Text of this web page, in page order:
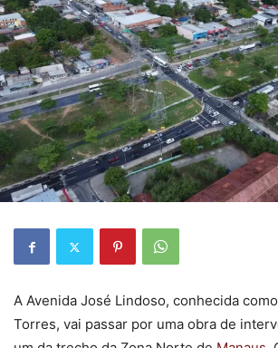
A Avenida José Lindoso, conhecida
Torres, vai passar por uma obra de